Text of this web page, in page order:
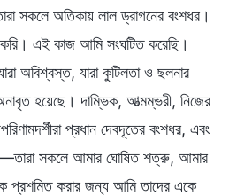
সকলে অতিকায় লাল ড্রাগনের বংশধর।
করি। এই কাজ আমি সংঘটিত করেছি।
অবিশ্বস্ত, যারা কুটিলতা ও ছলনার
হয়েছে। দাম্ভিক, আত্মম্ভরী, নিজের
প্রধান দেবদূতের বংশধর, এবং
সকলে আমার ঘোষিত শত্রু, আমার
প্রশমিত করার জন্য আমি তাদের একে